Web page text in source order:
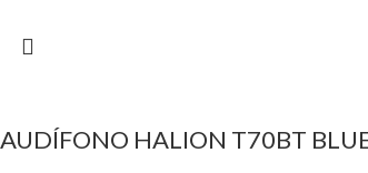
AUDÍFONO HALION T70BT